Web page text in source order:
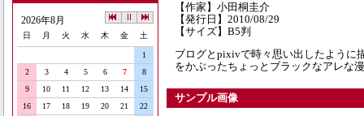
2026年8月
日 月 火 水 木 金 土
1
2
3 4 5 6 7
8
9
10 11 12 13 14
15
16
17 18 19 20 21
22
【作家】小田桐圭介
【発行日】2010/08/29
【サイズ】B5判
ブログとpixivで時々思い出したように
をかぶったちょっとブラックなアレな
サンプル画像